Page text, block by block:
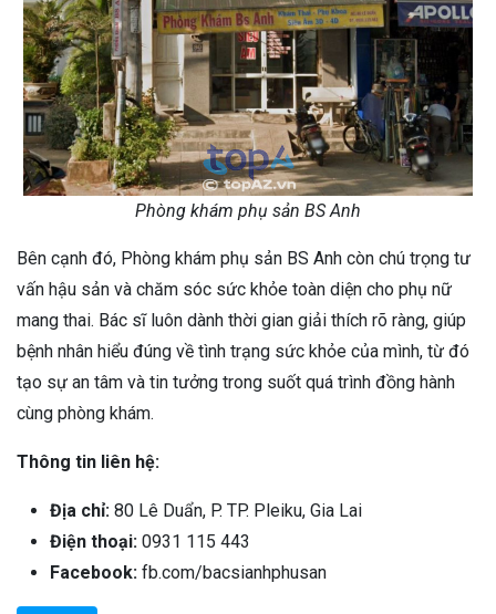
Phòng khám phụ sản BS Anh
Bên cạnh đó, Phòng khám phụ sản BS Anh còn chú trọng tư
vấn hậu sản và chăm sóc sức khỏe toàn diện cho phụ nữ
mang thai. Bác sĩ luôn dành thời gian giải thích rõ ràng, giúp
bệnh nhân hiểu đúng về tình trạng sức khỏe của mình, từ đó
tạo sự an tâm và tin tưởng trong suốt quá trình đồng hành
cùng phòng khám.
Thông tin liên hệ:
Địa chỉ: 80 Lê Duẩn, P. TP. Pleiku, Gia Lai
Điện thoại: 0931 115 443
Facebook: fb.com/bacsianhphusan